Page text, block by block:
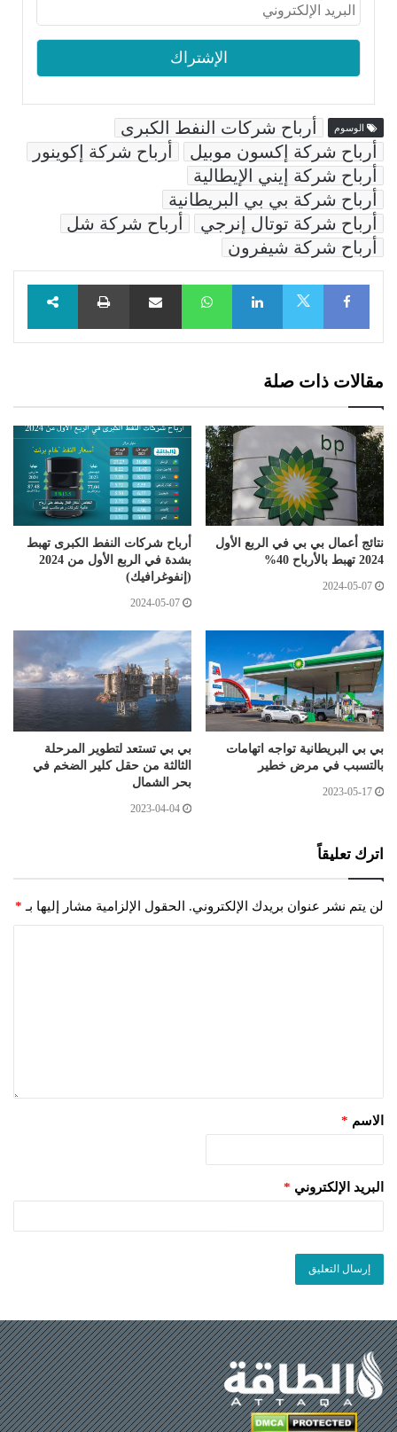
الوسوم
أرباح شركات النفط الكبرى
أرباح شركة إكسون موبيل
أرباح شركة إكوينور
أرباح شركة إيني الإيطالية
أرباح شركة بي بي البريطانية
أرباح شركة توتال إنرجي
أرباح شركة شل
أرباح شركة شيفرون
Facebook
LinkedIn
WhatsAppمشاركة عبر البريد طباعة
مقالات ذات صلة
نتائج أعمال بي بي في الربع الأول
2024 تهبط بالأرباح 40%
2024-05-07
أرباح شركات النفط الكبرى تهبط
بشدة في الربع الأول من 2024
(إنفوغرافيك)
2024-05-07
بي بي البريطانية تواجه اتهامات
بالتسبب في مرض خطير
2023-05-17
بي بي تستعد لتطوير المرحلة
الثالثة من حقل كلير الضخم في
بحر الشمال
2023-04-04
اترك تعليقاً
لن يتم نشر عنوان بريدك الإلكتروني. الحقول الإلزامية مشار إليها بـ *
الاسم *
البريد الإلكتروني *